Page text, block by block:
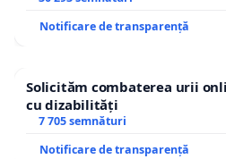
Notificare de transparență
Solicităm combaterea urii
cu dizabilități
7 705 semnături
Notificare de transparență